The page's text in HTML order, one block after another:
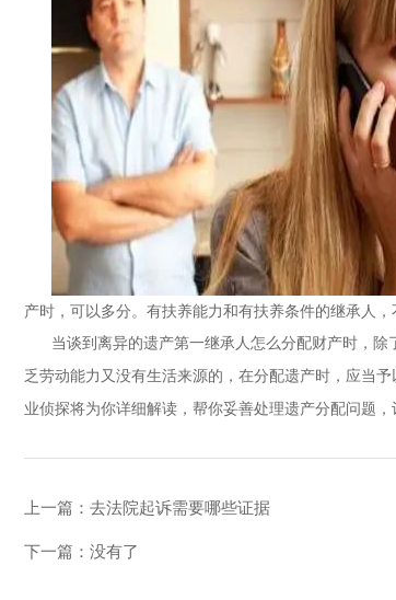
产时，可以多分。有扶养能力和有扶养条件的继承人
当谈到离异的遗产第一继承人怎么分配财产时，
乏劳动能力又没有生活来源的，在分配遗产时，应当
业侦探将为你详细解读，帮你妥善处理遗产分配问题，
上一篇： 去法院起诉需要哪些证据
下一篇：没有了